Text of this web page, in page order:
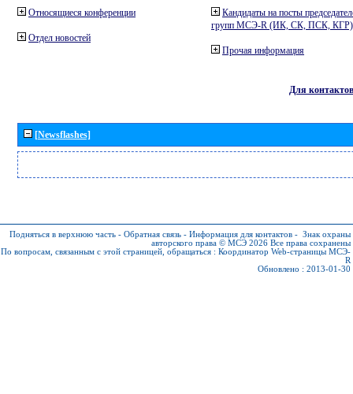
Относящиеся конференции
Отдел новостей
Кандидаты на посты
групп МСЭ-R (ИК, СК, ПСК, КГР)
Прочая информация
Для контактов
[Newsflashes]
Подняться в верхнюю часть - Обратная связь - Информация для контактов - Знак охраны
авторского права © МСЭ 2026 Все права сохранены
По вопросам, связанным с этой страницей, обращаться : Координатор Web-страницы МСЭ-
R
Обновлено : 2013-01-30